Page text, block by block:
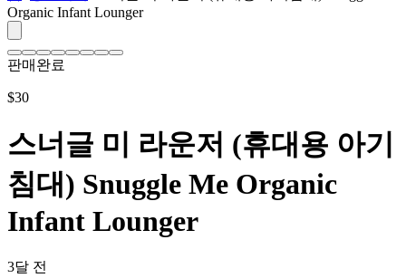
Organic Infant Lounger
판매완료
$30
스너글 미 라운저 (휴대용 아기
침대) Snuggle Me Organic
Infant Lounger
3달 전